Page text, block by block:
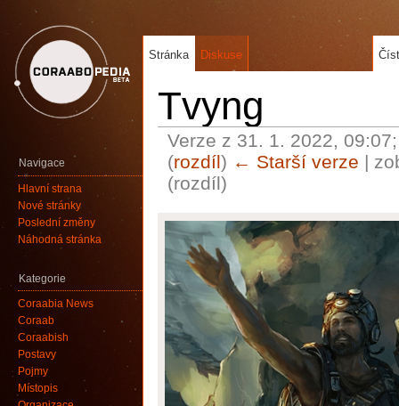
Tvyng
Verze z 31. 1. 2022,
(rozdíl) ← Starší verze |
(rozdíl)
Stránka Diskuse
Navigace
Hlavní strana
Nové stránky
Poslední změny
Náhodná stránka
Kategorie
Coraabia News
Coraab
Coraabish
Postavy
Pojmy
Místopis